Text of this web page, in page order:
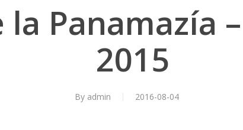
la Panamazía
2015
By admin 2016-08-04